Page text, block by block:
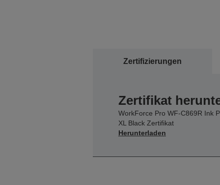
Zertifizierungen
Zertifikat
WorkForce Pro WF-C869R Ink
XL Black Zertifikat
Herunterladen